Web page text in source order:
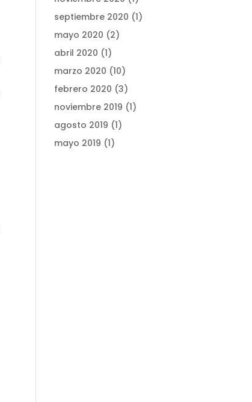
septiembre 2020 (1)
mayo 2020 (2)
abril 2020 (1)
marzo 2020 (10)
febrero 2020 (3)
noviembre 2019 (1)
agosto 2019 (1)
mayo 2019 (1)